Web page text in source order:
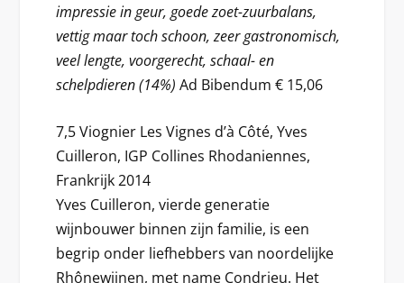
impressie in geur, goede zoet-zuurbalans,
vettig maar toch schoon, zeer gastronomisch,
veel lengte, voorgerecht, schaal- en
schelpdieren (14%) Ad Bibendum € 15,06
7,5 Viognier Les Vignes d’à Côté, Yves
Cuilleron, IGP Collines Rhodaniennes,
Frankrijk 2014
Yves Cuilleron, vierde generatie
wijnbouwer binnen zijn familie, is een
begrip onder liefhebbers van noordelijke
Rhônewijnen, met name Condrieu. Het